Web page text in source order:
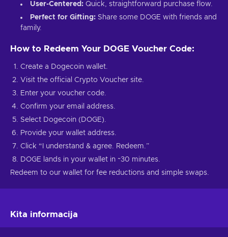
User-Centered: Quick, straightforward purchase flow.
Perfect for Gifting: Share some DOGE with friends and
family.
How to Redeem Your DOGE Voucher Code:
Create a Dogecoin wallet.
Visit the official Crypto Voucher site.
Enter your voucher code.
Confirm your email address.
Select Dogecoin (DOGE).
Provide your wallet address.
Click “I understand & agree. Redeem.”
DOGE lands in your wallet in ~30 minutes.
Redeem to our wallet for fee reductions and simple swaps.
Kita informacija